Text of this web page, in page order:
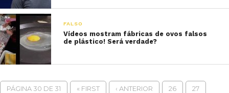
FALSO
Vídeos mostram fábricas de ovos falsos
de plástico! Será verdade?
PÁGINA 30 DE 31 « FIRST ‹ ANTERIOR 26 27